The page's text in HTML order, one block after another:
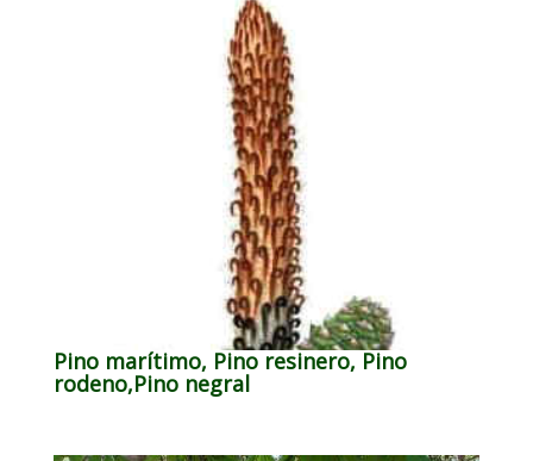
Pino marítimo, Pino resinero, Pino
rodeno,Pino negral